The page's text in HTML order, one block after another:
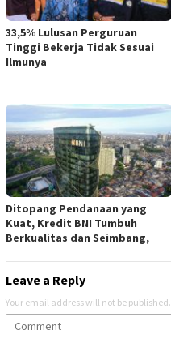
33,5% Lulusan Perguruan
Tinggi Bekerja Tidak Sesuai
Ilmunya
Ditopang Pendanaan yang
Kuat, Kredit BNI Tumbuh
Berkualitas dan Seimbang,
Leave a Reply
Your email address will not be published.